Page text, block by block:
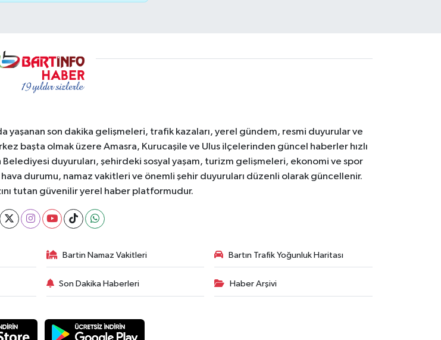
yaşanan son dakika gelişmeleri, trafik kazaları, yerel gündem, resmi duyurular ve
başta olmak üzere Amasra, Kurucaşile ve Ulus ilçelerinden güncel haberler hızlı
Belediyesi duyuruları, şehirdeki sosyal yaşam, turizm gelişmeleri, ekonomi ve spor
hava durumu, namaz vakitleri ve önemli şehir duyuruları düzenli olarak güncellenir.
tutan güvenilir yerel haber platformudur.
Bartin Namaz Vakitleri Bartın Trafik Yoğunluk Haritası
Son Dakika Haberleri Haber Arşivi